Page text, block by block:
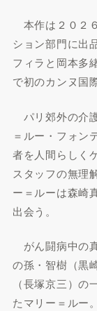
本作は２０２
ション部門に出
フィラと岡本多
で初のカンヌ国
パリ郊外の介
＝ルー・フォン
者を⼈間らしく
スタッフの無理
ー＝ルーは森崎
出会う。
がん闘病中の
の孫・智樹（黒
（長塚京三）
たマリー＝ルー